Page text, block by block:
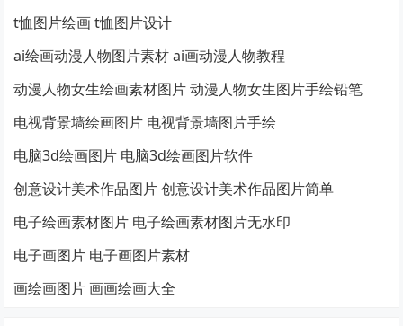
t恤图片绘画 t恤图片设计
ai绘画动漫人物图片素材 ai画动漫人物教程
动漫人物女生绘画素材图片 动漫人物女生图片手绘铅笔
电视背景墙绘画图片 电视背景墙图片手绘
电脑3d绘画图片 电脑3d绘画图片软件
创意设计美术作品图片 创意设计美术作品图片简单
电子绘画素材图片 电子绘画素材图片无水印
电子画图片 电子画图片素材
画绘画图片 画画绘画大全